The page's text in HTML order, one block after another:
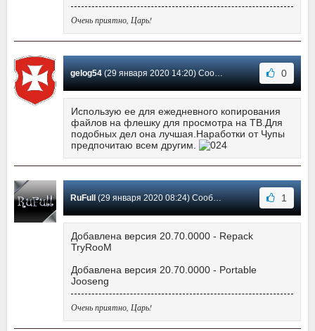
Очень приятно, Царь!
gelog54(29 января 2020 14:20) Сообщение #582 0
Использую ее для ежедневного копирования
файлов на флешку для просмотра на ТВ.Для
подобных дел она лучшая.Наработки от Чупы
предпочитаю всем другим.
RuFull(29 января 2020 08:24) Сообщение #581 1
Добавлена версия 20.70.0000 - Repack
TryRooM
Добавлена версия 20.70.0000 - Portable
Jooseng
Очень приятно, Царь!